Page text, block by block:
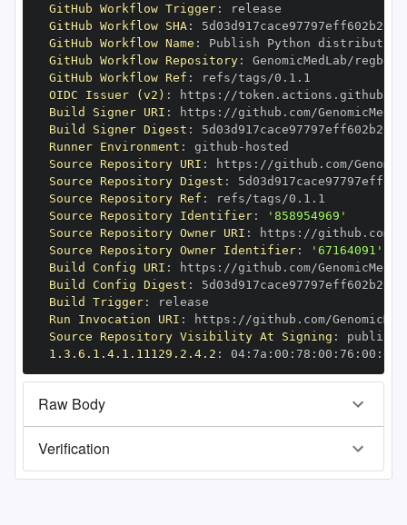
GitHub Workflow Trigger:
GitHub Workflow SHA:
GitHub Workflow Name :
GitHub Workflow Repository:
GitHub Workflow Ref :
OIDC Issuer (v2) : https :
Build Signer URI : https :
Build Signer Digest :
Runner Environment : github -
Source Repository URI : https :
Source Repository Digest :
Source Repository Ref :
Source Repository Identifier:
'858954969'
Source Repository Owner URI : https :
Source Repository Owner Identifier:
'67164091'
Build Config URI : https :
Build Config Digest :
Build Trigger:
Run Invocation URI : https :
Source Repository Visibility At Signing :
1.3.6.1.4.1.11129.2.4.2 : 04: 7a : 00 : 78 : 00 : 76 : 00 : dd
Raw Body
Verification